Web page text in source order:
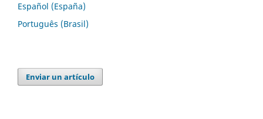
Español (España)
Português (Brasil)
Enviar un artículo